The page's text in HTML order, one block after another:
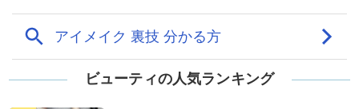
ビューティの人気ランキング